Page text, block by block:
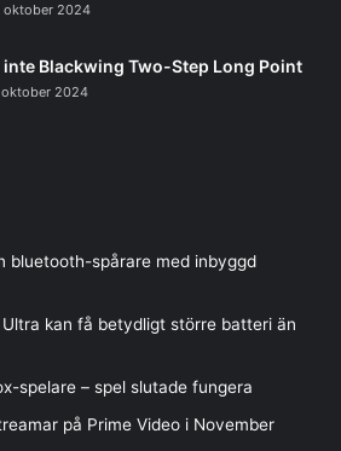
oktober 2024
inte Blackwing Two-Step Long Point
oktober 2024
bluetooth-spårare med inbyggd
Ultra kan få betydligt större batteri än
spelare – spel slutade fungera
på Prime Video i November